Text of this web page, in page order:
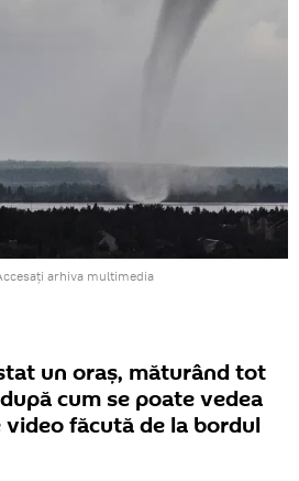
arhiva multimedia
un oraș, măturând tot
cum se poate vedea
făcută de la bordul